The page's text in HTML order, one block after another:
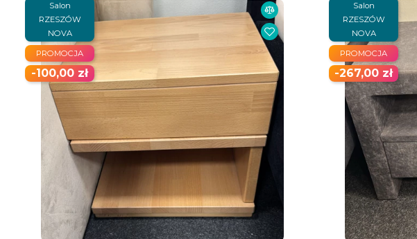
PROMOCJA
-100,00 zł
Salon
RZESZÓW
NOVA
PROMOCJA
-267,00 zł
Salon
RZESZÓW
NOVA